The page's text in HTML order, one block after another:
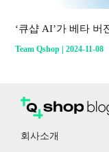
‘큐샵 AI’가 베타
Team Qshop |2024-11-08
회사소개